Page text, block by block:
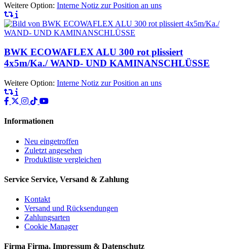
Weitere Option: Interne Notiz zur Position an uns
BWK ECOWAFLEX ALU 300 rot plissiert
4x5m/Ka./ WAND- UND KAMINANSCHLÜSSE
Weitere Option: Interne Notiz zur Position an uns
Informationen
Neu eingetroffen
Zuletzt angesehen
Produktliste vergleichen
Service Service, Versand & Zahlung
Kontakt
Versand und Rücksendungen
Zahlungsarten
Cookie Manager
Firma Firma, Impressum & Datenschutz